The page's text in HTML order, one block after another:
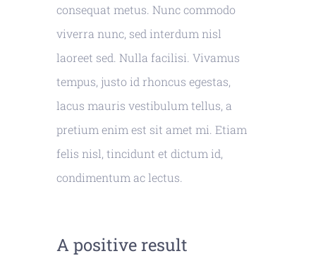
consequat metus. Nunc commodo
viverra nunc, sed interdum nisl
laoreet sed. Nulla facilisi. Vivamus
tempus, justo id rhoncus egestas,
lacus mauris vestibulum tellus, a
pretium enim est sit amet mi. Etiam
felis nisl, tincidunt et dictum id,
condimentum ac lectus.
A positive result